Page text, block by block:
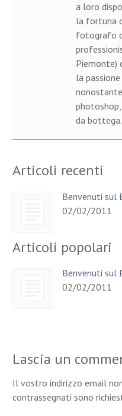
a loro
la fortuna
fotografo
Piemonte)
la
da bottega.
Articoli recenti
Benvenuti sul
02/02/2011
Articoli popolari
Benvenuti sul
02/02/2011
Lascia un
Il vostro indirizzo email
contrassegnati sono